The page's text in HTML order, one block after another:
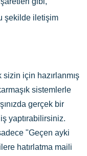
şekilde iletişim
için hazırlanmış
sistemlerle
gerçek bir
yaptırabilirsiniz.
"Geçen ayki
hatırlatma maili